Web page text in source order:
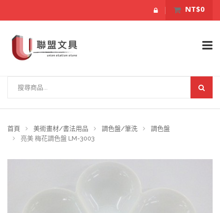
NT$0
首頁 美術畫材/書法用品 調色盤/筆洗
調色盤
亮美 梅花調色盤 LM-3003